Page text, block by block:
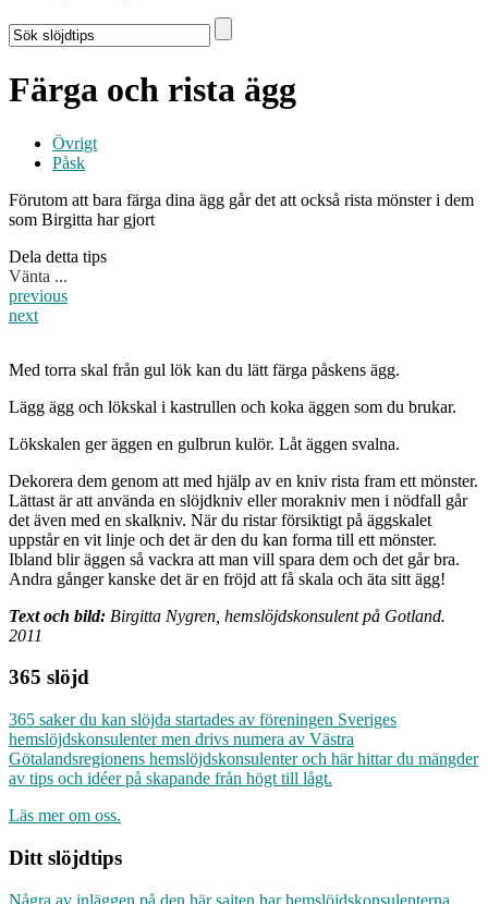
Färga och rista ägg
Övrigt
Påsk
Förutom att bara färga dina ägg går det att också rista mönster i dem
som Birgitta har gjort
Dela detta tips
Vänta ...
previous
next
Med torra skal från gul lök kan du lätt färga påskens ägg.
Lägg ägg och lökskal i kastrullen och koka äggen som du brukar.
Lökskalen ger äggen en gulbrun kulör. Låt äggen svalna.
Dekorera dem genom att med hjälp av en kniv rista fram ett mönster.
Lättast är att använda en slöjdkniv eller morakniv men i nödfall går
det även med en skalkniv. När du ristar försiktigt på äggskalet
uppstår en vit linje och det är den du kan forma till ett mönster.
Ibland blir äggen så vackra att man vill spara dem och det går bra.
Andra gånger kanske det är en fröjd att få skala och äta sitt ägg!
Text och bild: Birgitta Nygren, hemslöjdskonsulent på Gotland.
2011
365 slöjd
365 saker du kan slöjda startades av föreningen Sveriges
hemslöjdskonsulenter men drivs numera av Västra
Götalandsregionens hemslöjdskonsulenter och här hittar du mängder
av tips och idéer på skapande från högt till lågt.
Läs mer om oss.
Ditt slöjdtips
Några av inläggen på den här sajten har hemslöjdskonsulenterna